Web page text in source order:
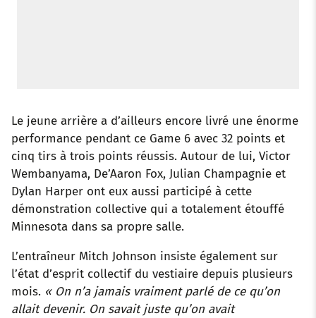
Le jeune arrière a d’ailleurs encore livré une énorme
performance pendant ce Game 6 avec 32 points et
cinq tirs à trois points réussis. Autour de lui, Victor
Wembanyama, De’Aaron Fox, Julian Champagnie et
Dylan Harper ont eux aussi participé à cette
démonstration collective qui a totalement étouffé
Minnesota dans sa propre salle.
L’entraîneur Mitch Johnson insiste également sur
l’état d’esprit collectif du vestiaire depuis plusieurs
mois. « On n’a jamais vraiment parlé de ce qu’on
allait devenir. On savait juste qu’on avait